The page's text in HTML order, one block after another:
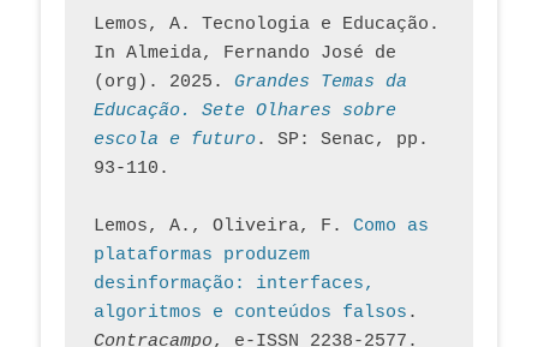
Lemos, A. Tecnologia e Educação.
In Almeida, Fernando José de
(org). 2025. Grandes Temas da
Educação. Sete Olhares sobre
escola e futuro. SP: Senac, pp.
93-110.
Lemos, A., Oliveira, F. Como as
plataformas produzem
desinformação: interfaces,
algoritmos e conteúdos falsos
Contracampo, e-ISSN 2238-2577.